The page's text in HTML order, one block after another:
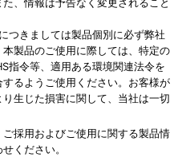
、情報は予告なく変更されること
つきましては製品個別に必ず弊社
製品のご使用に際しては、特定の
指令等、適用ある環境関連法令を
るようご使用ください。お客様が
生じた損害に関して、当社は一切
採用およびご使用に関する製品情
ください。